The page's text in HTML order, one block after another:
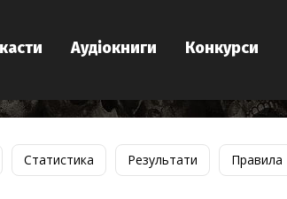
Аудіокниги Конкурси
Статистика Результати Правила